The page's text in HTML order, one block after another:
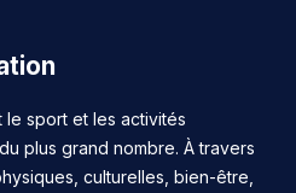
le sport et les activités
plus grand nombre. À travers
culturelles, bien-être,